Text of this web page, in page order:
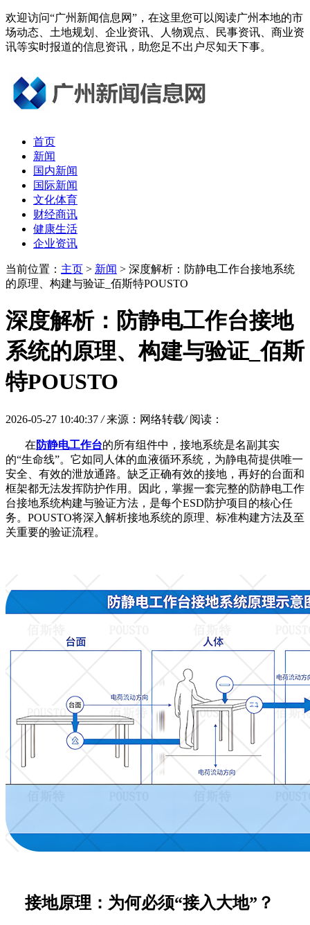
欢迎访问“广州新闻信息网”，在这里您可以阅读广州本地的市
场动态、土地规划、企业资讯、人物观点、民事资讯、商业资
讯等实时报道的信息资讯，助您足不出户尽知天下事。
首页
新闻
国内新闻
国际新闻
文化体育
财经商讯
健康生活
企业资讯
当前位置： 主页 > 新闻 > 深度解析：防静电工作台接地系统
的原理、构建与验证_佰斯特POUSTO
深度解析：防静电工作台接地
系统的原理、构建与验证_佰斯
特POUSTO
2026-05-27 10:40:37 / 来源：网络转载/ 阅读：
在 防静电工作台的所有组件中，接地系统是名副其实
的“生命线”。它如同人体的血液循环系统，为静电荷提供唯一
安全、有效的泄放通路。缺乏正确有效的接地，再好的台面和
框架都无法发挥防护作用。因此，掌握一套完整的防静电工作
台接地系统构建与验证方法，是每个ESD防护项目的核心任
务。POUSTO将深入解析接地系统的原理、标准构建方法及至
关重要的验证流程。
接地原理：为何必须“接入大地”？